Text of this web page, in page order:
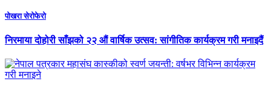
पाेखरा सेराेफेराे
निरमाया दोहोरी साँझको २२ औं वार्षिक उत्सव: सांगीतिक कार्यक्रम गरी मनाइदैं